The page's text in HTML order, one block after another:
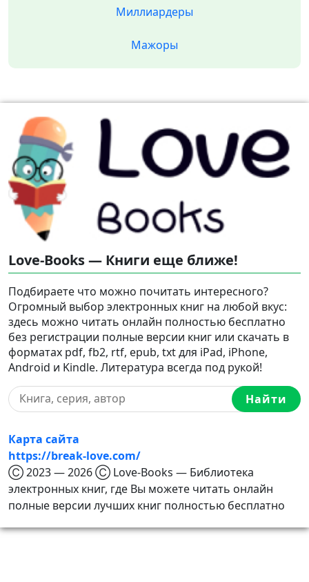
Миллиардеры
Мажоры
Love-Books — Книги еще ближе!
Подбираете что можно почитать интересного?
Огромный выбор электронных книг на любой вкус:
здесь можно читать онлайн полностью бесплатно
без регистрации полные версии книг или скачать в
форматах pdf, fb2, rtf, epub, txt для iPad, iPhone,
Android и Kindle. Литература всегда под рукой!
Найти
Карта сайта
https://break-love.com/
Ⓒ 2023 — 2026 Ⓒ Love-Books — Библиотека
электронных книг, где Вы можете читать онлайн
полные версии лучших книг полностью бесплатно